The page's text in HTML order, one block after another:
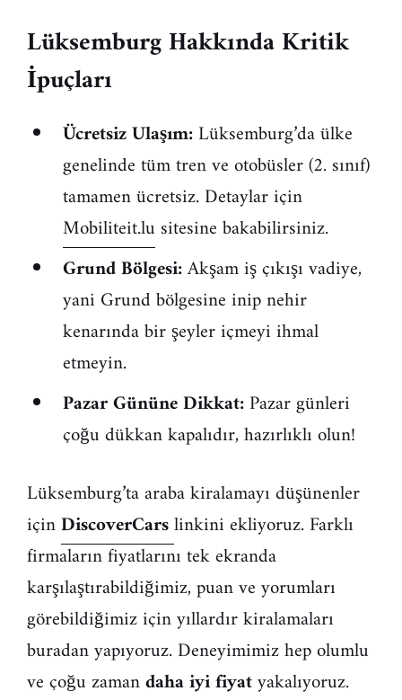
Lüksemburg Hakkında Kritik
İpuçları
Ücretsiz Ulaşım:Lüksemburg’da ülke
genelinde tüm tren ve otobüsler (2. sınıf)
tamamen ücretsiz. Detaylar için
Mobiliteit.lu sitesine bakabilirsiniz.
Grund Bölgesi:Akşam iş çıkışı vadiye,
yani Grund bölgesine inip nehir
kenarında bir şeyler içmeyi ihmal
etmeyin.
Pazar Gününe Dikkat:Pazar günleri
çoğu dükkan kapalıdır, hazırlıklı olun!
Lüksemburg’ta araba kiralamayı düşünenler
içinDiscoverCarslinkini ekliyoruz. Farklı
firmaların fiyatlarını tek ekranda
karşılaştırabildiğimiz, puan ve yorumları
görebildiğimiz için yıllardır kiralamaları
buradan yapıyoruz. Deneyimimiz hep olumlu
ve çoğu zamandaha iyi fiyatyakalıyoruz.